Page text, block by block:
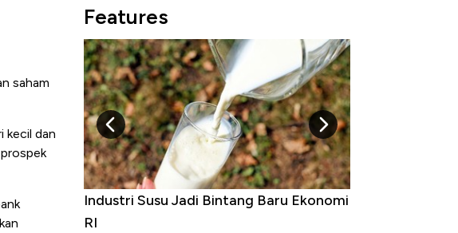
saham
kecil dan
Features
Ekonomi5 Raja Ekonomi Indonesia: Maaf, Gak
Ada Jawa!